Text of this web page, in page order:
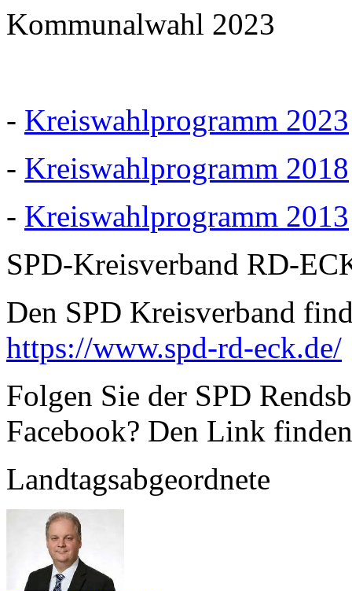
Kommunalwahl 2023
- Kreiswahlprogramm 2023
- Kreiswahlprogramm 2018
- Kreiswahlprogramm 2013
SPD-Kreisverband RD-
Den SPD Kreisverband
https://www.spd-rd-eck.de/
Folgen Sie der SPD
Facebook? Den Link
Landtagsabgeordnete